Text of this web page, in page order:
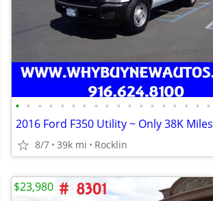
• • • • • • • • • • • • • • • • • •
2016 Ford F350 Utility ~ Only 38K Miles
8/7 39k mi Rocklin
$23,980